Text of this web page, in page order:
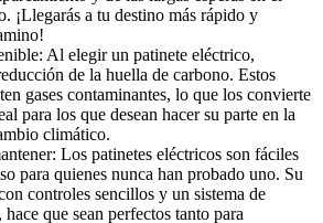
¡Llegarás a tu destino más rápido y
Al elegir un patinete eléctrico,
de la huella de carbono. Estos
gases contaminantes, lo que los convierte
para los que desean hacer su parte en la
climático.
Los patinetes eléctricos son fáciles
para quienes nunca han probado uno. Su
controles sencillos y un sistema de
que sean perfectos tanto para